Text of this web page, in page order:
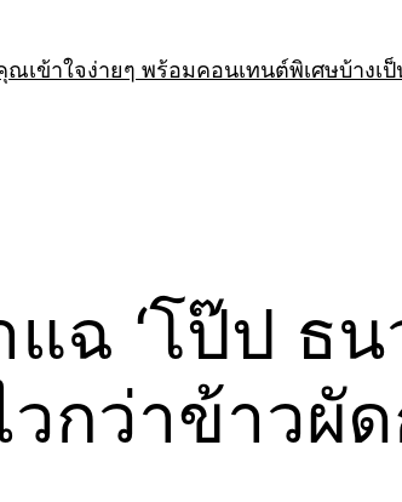
ข้าใจง่ายๆ พร้อมคอนเทนต์พิเศษบ้างเป็
ฉ ‘โป๊ป ธน
กว่าข้าวผั